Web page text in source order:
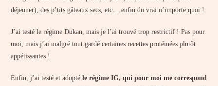
déjeuner), des p’tits gâteaux secs, etc… enfin du vrai n’importe quoi !
J’ai testé le régime Dukan, mais je l’ai trouvé trop restrictif ! Pas pour
moi, mais j’ai malgré tout gardé certaines recettes protéinées plutôt
appétissantes !
Enfin, j’ai testé et adoptéle régime IG, qui pour moi me correspond